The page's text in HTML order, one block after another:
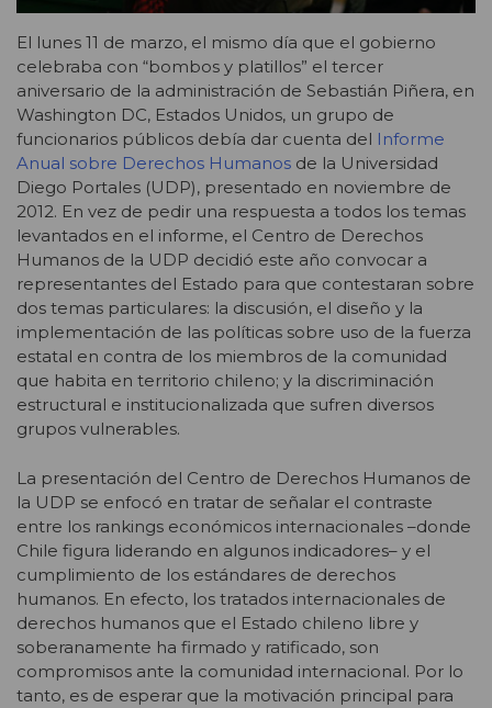
El lunes 11 de marzo, el mismo día que el gobierno
celebraba con “bombos y platillos” el tercer
aniversario de la administración de Sebastián Piñera, en
Washington DC, Estados Unidos, un grupo de
funcionarios públicos debía dar cuenta del Informe
Anual sobre Derechos Humanos de la Universidad
Diego Portales (UDP), presentado en noviembre de
2012. En vez de pedir una respuesta a todos los temas
levantados en el informe, el Centro de Derechos
Humanos de la UDP decidió este año convocar a
representantes del Estado para que contestaran sobre
dos temas particulares: la discusión, el diseño y la
implementación de las políticas sobre uso de la fuerza
estatal en contra de los miembros de la comunidad
que habita en territorio chileno; y la discriminación
estructural e institucionalizada que sufren diversos
grupos vulnerables.
La presentación del Centro de Derechos Humanos de
la UDP se enfocó en tratar de señalar el contraste
entre los rankings económicos internacionales –donde
Chile figura liderando en algunos indicadores– y el
cumplimiento de los estándares de derechos
humanos. En efecto, los tratados internacionales de
derechos humanos que el Estado chileno libre y
soberanamente ha firmado y ratificado, son
compromisos ante la comunidad internacional. Por lo
tanto, es de esperar que la motivación principal para